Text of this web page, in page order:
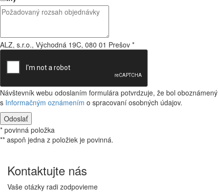
ALZ, s.r.o., Východná 19C, 080 01 Prešov *
Návštevník webu odoslaním formulára potvrdzuje, že bol oboznámený
s Informačným oznámením o spracovaní osobných údajov.
Odoslať
* povinná položka
** aspoň jedna z položiek je povinná.
Kontaktujte nás
Vaše otázky radi zodpovieme